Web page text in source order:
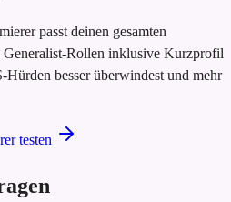
passt deinen gesamten
Rollen inklusive Kurzprofil
Hürden besser überwindest und mehr
testen